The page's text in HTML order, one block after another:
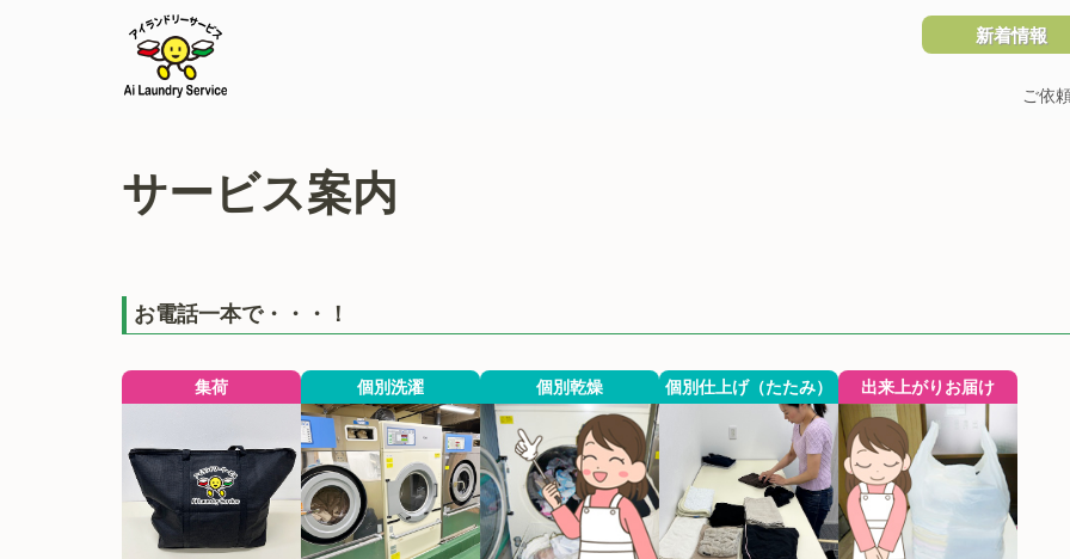
新着情報
ご依
サービス案内
お電話一本で・・・！
集荷 個別洗濯 個別乾燥 個別仕上げ（たたみ） 出来上がりお届け